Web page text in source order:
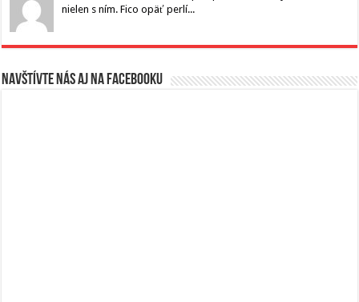
nielen s ním. Fico opäť perlí...
Navštívte nás aj na Facebooku